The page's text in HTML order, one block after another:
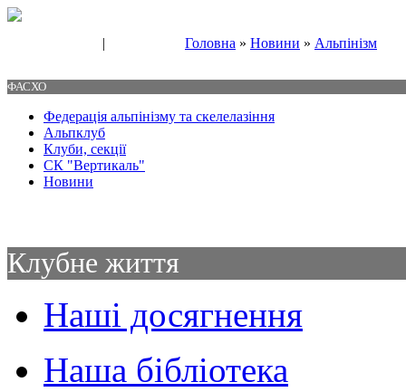
| Головна » Новини » Альпінізм
ФАСХО
Федерація альпінізму та скелелазіння
Альпклуб
Клуби, секції
СК "Вертикаль"
Новини
Клубне життя
Наші досягнення
Наша бібліотека